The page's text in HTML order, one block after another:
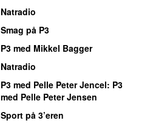
Natradio
Smag på P3
P3 med Mikkel Bagger
Natradio
P3 med Pelle Peter Jencel: P3
med Pelle Peter Jensen
Sport på 3’eren